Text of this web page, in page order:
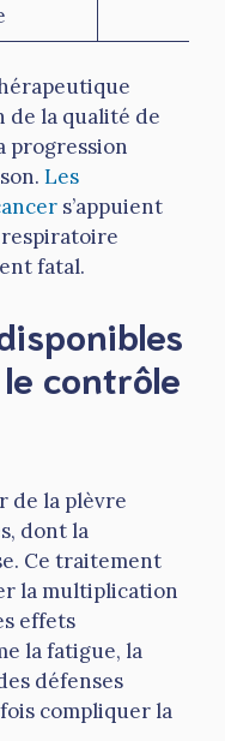
de la qualité de
progression
Les
s’appuient
fatal.
contrôle
de la plèvre
dont la
Ce traitement
la multiplication
effets
la fatigue, la
défenses
compliquer la